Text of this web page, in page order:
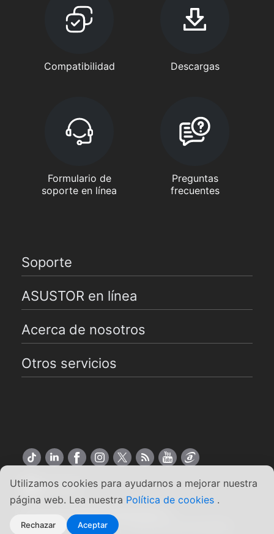
Utilizamos cookies para ayudarnos a mejorar nuestra
página web. Lea nuestra Política de cookies .
Rechazar Aceptar
Compatibilidad Descargas
Formulario de
soporte en línea
Preguntas
frecuentes
Soporte
ASUSTOR en línea
Acerca de nosotros
Otros servicios
Español
Copyright ©2026 ASUSTOR Inc.
Condiciones de uso